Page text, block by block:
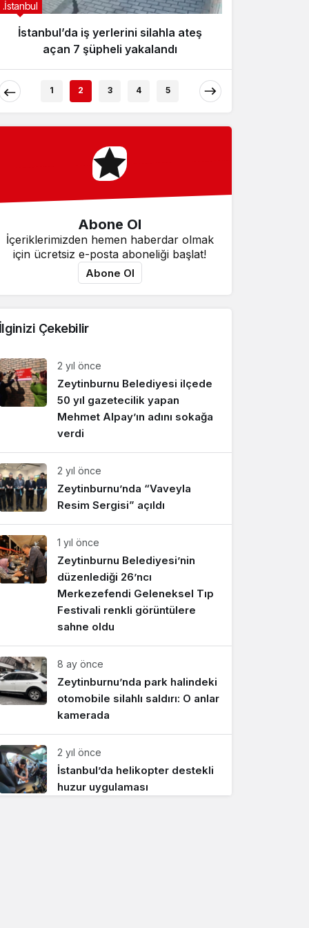
.İstanbul
Kepçe komşu eve girdi, genç kız
çığlık atarak yardım istedi
1 2 3 4 5
Abone Ol
İçeriklerimizden hemen haberdar olmak
için ücretsiz e-posta aboneliği başlat!
Abone Ol
İlginizi Çekebilir
2 yıl önce
Zeytinburnu Belediyesi ilçede
50 yıl gazetecilik yapan
Mehmet Alpay’ın adını sokağa
verdi
2 yıl önce
Zeytinburnu’nda “Vaveyla
Resim Sergisi” açıldı
1 yıl önce
Zeytinburnu Belediyesi’nin
düzenlediği 26’ncı
Merkezefendi Geleneksel Tıp
Festivali renkli görüntülere
sahne oldu
8 ay önce
Zeytinburnu’nda park halindeki
otomobile silahlı saldırı: O anlar
kamerada
2 yıl önce
İstanbul’da helikopter destekli
huzur uygulaması